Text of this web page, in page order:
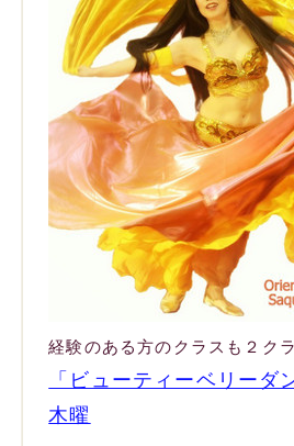
経験のある方のクラスも２ク
「ビューティーベリー
木曜